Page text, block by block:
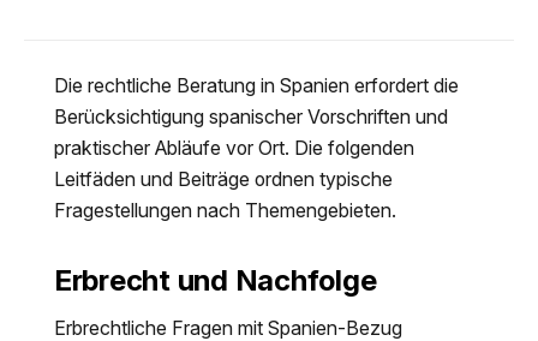
Die rechtliche Beratung in Spanien erfordert die
Berücksichtigung spanischer Vorschriften und
praktischer Abläufe vor Ort. Die folgenden
Leitfäden und Beiträge ordnen typische
Fragestellungen nach Themengebieten.
Erbrecht und Nachfolge
Erbrechtliche Fragen mit Spanien-Bezug